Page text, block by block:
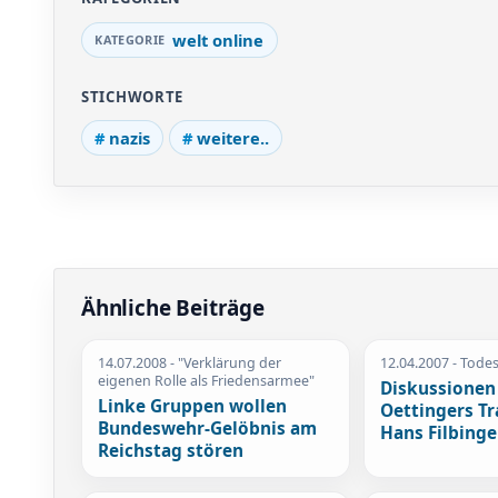
welt online
STICHWORTE
nazis weitere..
Ähnliche Beiträge
14.07.2008- "Verklärung der
eigenen Rolle als Friedensarmee"
Linke Gruppen wollen
Bundeswehr-Gelöbnis am
Reichstag stören
12.04.2007-
Oettingers
Hans